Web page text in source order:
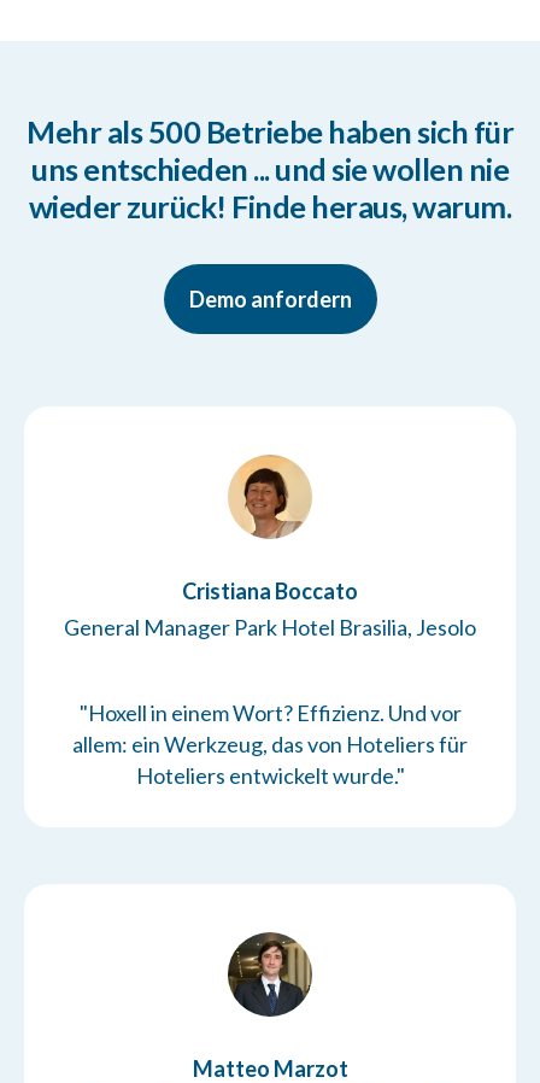
Mehr als 500 Betriebe haben sich für
uns entschieden ... und sie wollen nie
wieder zurück! Finde heraus, warum.
Demo anfordern
Cristiana Boccato
General Manager Park Hotel Brasilia, Jesolo
"Hoxell in einem Wort? Effizienz. Und vor
allem: ein Werkzeug, das von Hoteliers für
Hoteliers entwickelt wurde."
Matteo Marzot